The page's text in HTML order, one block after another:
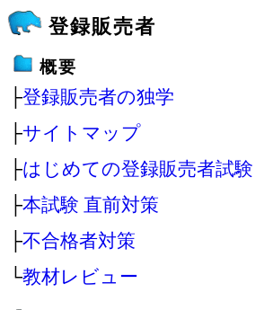
登録販売者
概要
├登録販売者の独学
├サイトマップ
├はじめての登録販売者試験
├本試験 直前対策
├不合格者対策
└教材レビュー